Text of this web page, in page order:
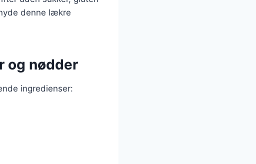
denne lækre
og nødder
ingredienser: